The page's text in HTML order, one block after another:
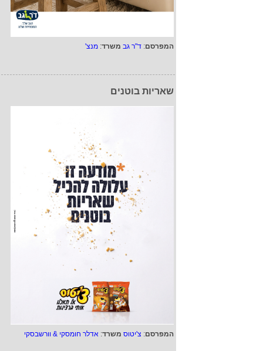
המפרסם: ד"ר גב משרד: מנצ'
שאריות בוטנים
המפרסם: צ'יטוס משרד: אדלר חומסקי & וורשבסקי